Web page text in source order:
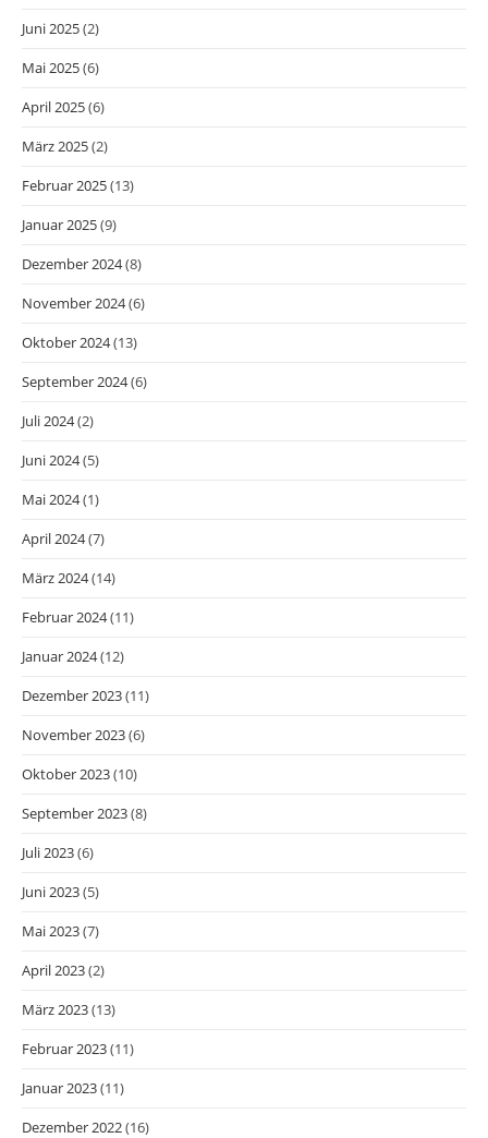
Juni 2025(2)
Mai 2025(6)
April 2025(6)
März 2025(2)
Februar 2025(13)
Januar 2025(9)
Dezember 2024(8)
November 2024(6)
Oktober 2024(13)
September 2024(6)
Juli 2024(2)
Juni 2024(5)
Mai 2024(1)
April 2024(7)
März 2024(14)
Februar 2024(11)
Januar 2024(12)
Dezember 2023(11)
November 2023(6)
Oktober 2023(10)
September 2023(8)
Juli 2023(6)
Juni 2023(5)
Mai 2023(7)
April 2023(2)
März 2023(13)
Februar 2023(11)
Januar 2023(11)
Dezember 2022(16)